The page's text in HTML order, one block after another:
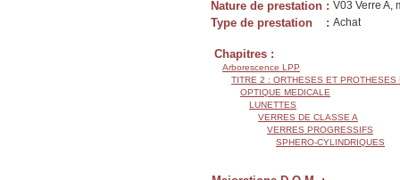
Nature de prestation : V03 Verre A,
Type de prestation : Achat
Chapitres :
Arborescence LPP
TITRE 2 : ORTHESES ET PROTHESES
OPTIQUE MEDICALE
LUNETTES
VERRES DE CLASSE A
VERRES PROGRESSIFS
SPHERO-CYLINDRIQUES